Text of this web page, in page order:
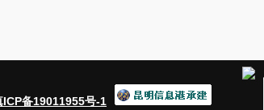
ICP备19011955号-1